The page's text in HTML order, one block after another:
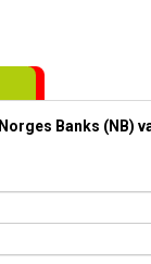
Norges Banks (NB)